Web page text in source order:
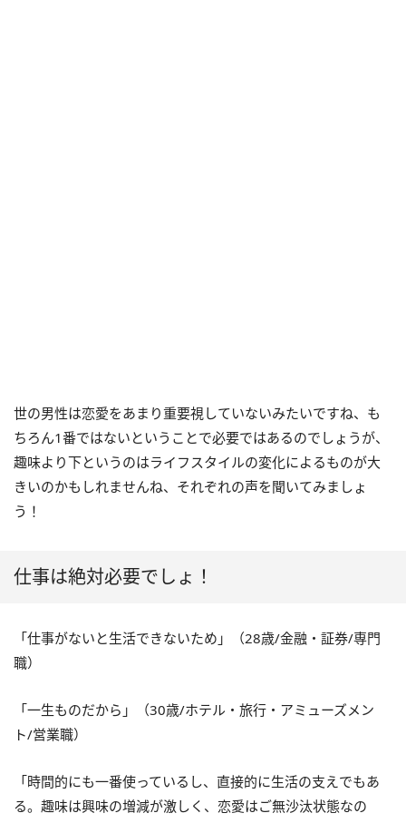
世の男性は恋愛をあまり重要視していないみたいですね、も
ちろん1番ではないということで必要ではあるのでしょうが、
趣味より下というのはライフスタイルの変化によるものが大
きいのかもしれませんね、それぞれの声を聞いてみましょ
う！
仕事は絶対必要でしょ！
「仕事がないと生活できないため」（28歳/金融・証券/専門
職）
「一生ものだから」（30歳/ホテル・旅行・アミューズメン
ト/営業職）
「時間的にも一番使っているし、直接的に生活の支えでもあ
る。趣味は興味の増減が激しく、恋愛はご無沙汰状態なの